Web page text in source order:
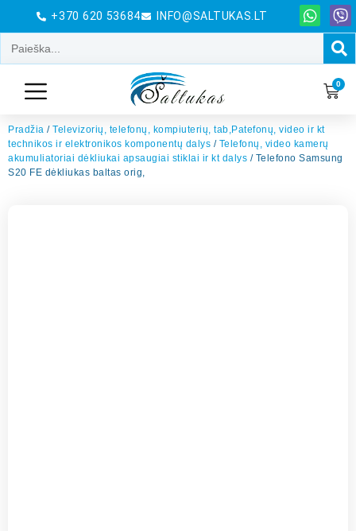
+370 620 53684 INFO@SALTUKAS.LT
0
Pradžia / Televizorių, telefonų, kompiuterių, tab,Patefonų, video ir kt
technikos ir elektronikos komponentų dalys / Telefonų, video kamerų
akumuliatoriai dėkliukai apsaugiai stiklai ir kt dalys / Telefono Samsung
S20 FE dėkliukas baltas orig,